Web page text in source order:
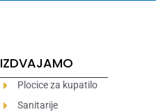
IZDVAJAMO
Plocice za kupatilo
Sanitarije